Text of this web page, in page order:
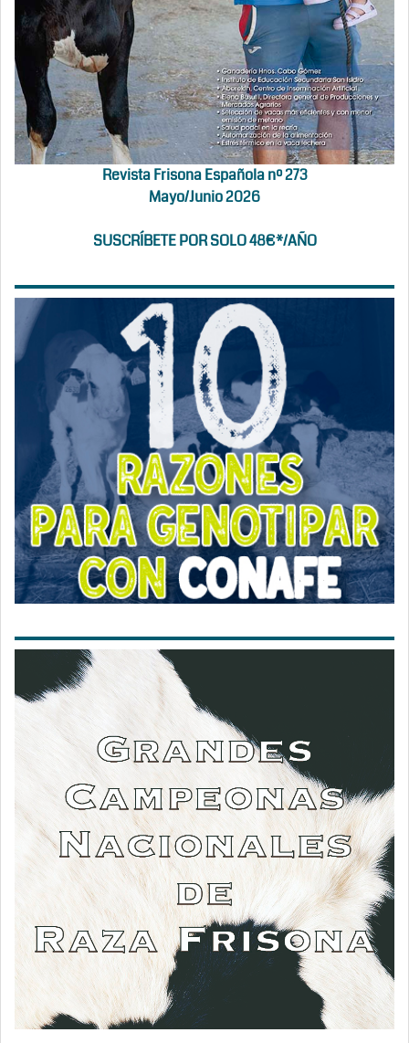
Revista Frisona Española nº 273
Mayo/Junio 2026
SUSCRÍBETE POR SOLO 48€*/AÑO